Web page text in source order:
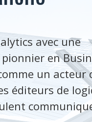
avec une
en
un acteur
éditeurs de